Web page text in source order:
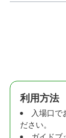
利用方法
入場口で
ださい。